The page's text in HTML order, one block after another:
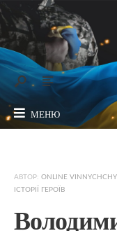
МЕНЮ
АВТОР: ONLINE
ІСТОРІЇ ГЕРОЇВ